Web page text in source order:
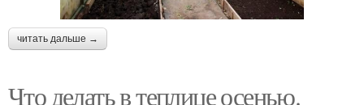
читать дальше →
Что делать в теплице осенью.